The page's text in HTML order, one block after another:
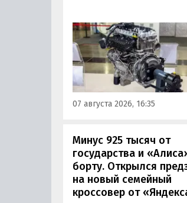
получивший индекс
Корреспонденту
«Автоновостей дня»
лично ознакомиться с
новинкой на выставке
«Иннопром» в
07 августа 2026, 16:35
Минус 925 тысяч от
государства и
борту. Открылся
на новый семейный
кроссовер от